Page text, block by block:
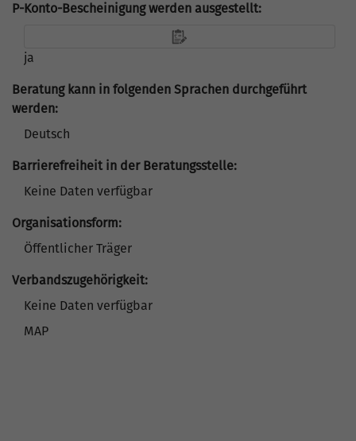
P-Konto-Bescheinigung werden ausgestellt:
ja
Beratung kann in folgenden Sprachen durchgeführt
werden:
Deutsch
Barrierefreiheit in der Beratungsstelle:
Keine Daten verfügbar
Organisationsform:
Öffentlicher Träger
Verbandszugehörigkeit:
Keine Daten verfügbar
MAP